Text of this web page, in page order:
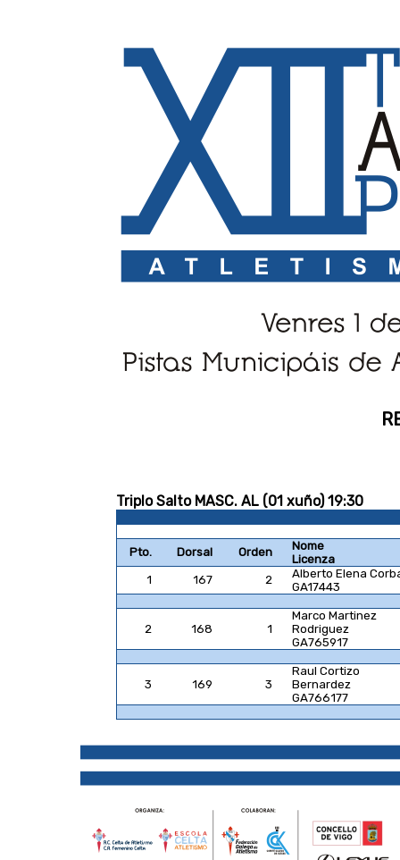
Pto. Dorsal Orden
Nome
Licenza
1
167 2
Alberto Elena
GA17443
2 168 1
Marco Martinez
Rodriguez
GA765917
3 169 3
Raul Cortizo
Bernardez
GA766177
Triplo Salto MASC. AL (01 xuño) 19:30